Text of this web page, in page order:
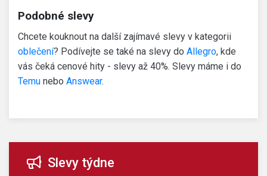
Podobné slevy
Chcete kouknout na další zajímavé slevy v kategorii
oblečení? Podívejte se také na slevy do Allegro, kde
vás čeká cenové hity - slevy až 40%. Slevy máme i do
Temu nebo Answear.
Slevy týdne